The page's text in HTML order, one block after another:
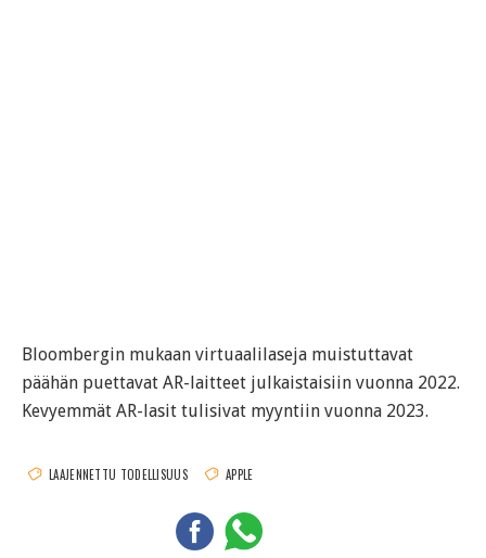
Bloombergin mukaan virtuaalilaseja muistuttavat
päähän puettavat AR-laitteet julkaistaisiin vuonna 2022.
Kevyemmät AR-lasit tulisivat myyntiin vuonna 2023.
LAAJENNETTU TODELLISUUS APPLE